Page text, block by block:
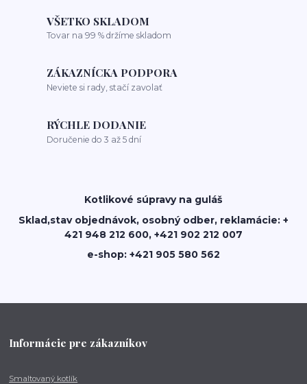
VŠETKO SKLADOM
Tovar na 99 % držíme skladom
ZÁKAZNÍCKA PODPORA
Neviete si rady, stačí zavolať
RÝCHLE DODANIE
Doručenie do 3 až 5 dní
Kotlikové súpravy na guláš
Sklad,stav objednávok, osobný odber, reklamácie: +
421 948 212 600, +421 902 212 007
e-shop: +421 905 580 562
Informácie pre zákazníkov
Smaltovaný kotlík